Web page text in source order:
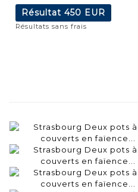
Résultat 450 EUR
Résultats sans frais